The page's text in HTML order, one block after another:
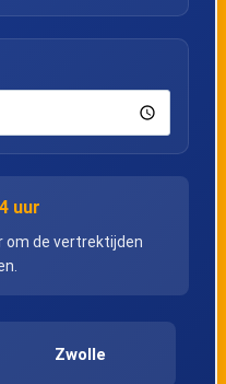
uur
om de vertrektijden
Zwolle